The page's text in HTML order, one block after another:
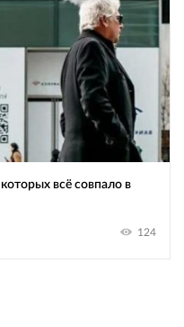
всё совпало в
124